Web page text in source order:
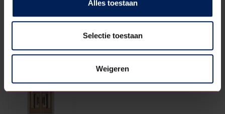
Alles toestaan
Selectie toestaan
Weigeren